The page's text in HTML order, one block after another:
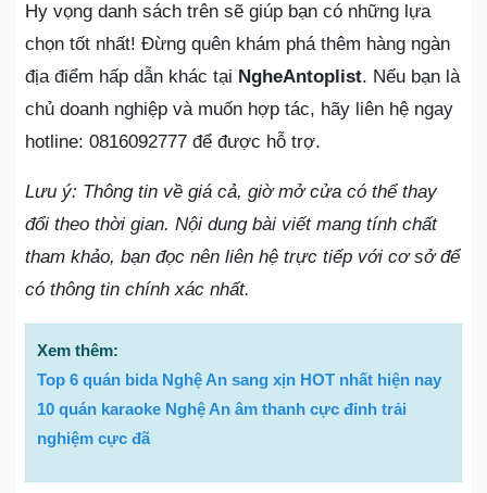
Hy vọng danh sách trên sẽ giúp bạn có những lựa
chọn tốt nhất! Đừng quên khám phá thêm hàng ngàn
địa điểm hấp dẫn khác tại NgheAntoplist. Nếu bạn là
chủ doanh nghiệp và muốn hợp tác, hãy liên hệ ngay
hotline: 0816092777 để được hỗ trợ.
Lưu ý: Thông tin về giá cả, giờ mở cửa có thể thay
đổi theo thời gian. Nội dung bài viết mang tính chất
tham khảo, bạn đọc nên liên hệ trực tiếp với cơ sở để
có thông tin chính xác nhất.
Xem thêm:
Top 6 quán bida Nghệ An sang xịn HOT nhất hiện nay
10 quán karaoke Nghệ An âm thanh cực đỉnh trải
nghiệm cực đã